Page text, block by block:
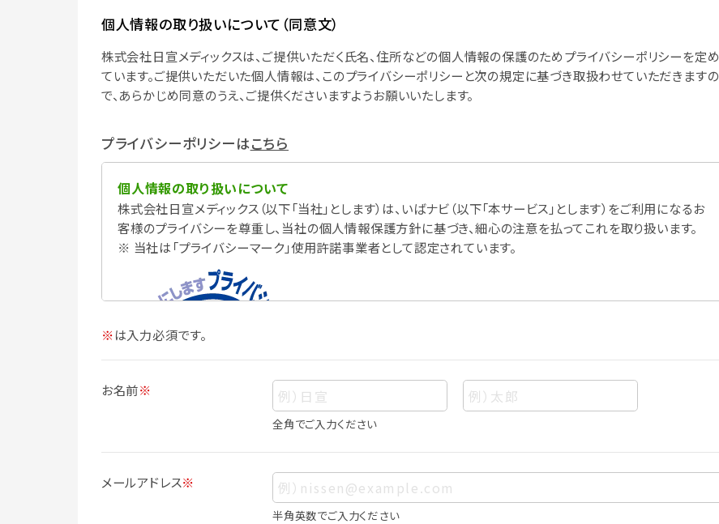
個人情報の取り扱いについて（同意文）
株式会社日宣メディックスは、ご提供いただく氏名、住所などの個人情報の保護のためプライバシーポリシーを定め
ています。ご提供いただいた個人情報は、このプライバシーポリシーと次の規定に基づき取扱わせていただきますの
で、あらかじめ同意のうえ、ご提供くださいますようお願いいたします。
プライバシーポリシーはこちら
個人情報の取り扱いについて
株式会社日宣メディックス（以下「当社」とします）は、いばナビ（以下「本サービス」とします）をご利用になるお
客様のプライバシーを尊重し、当社の個人情報保護方針に基づき、細心の注意を払ってこれを取り扱います。
※ 当社は「プライバシーマーク」使用許諾事業者として認定されています。
個人情報
個人情報とは、お客様個人に関する情報であって、当該情報を構成する氏名、住所、電話番号、メールアドレ
ス、生年月日、写真その他の記述等により、お客様個人を特定できるものをいいます。また、その情報のみで
は識別できない場合でも、他の情報と容易に照合することで、結果的にお客様個人を識別できるものも個
※は入力必須です。
お名前※
全角でご入力ください
メールアドレス※
半角英数でご入力ください